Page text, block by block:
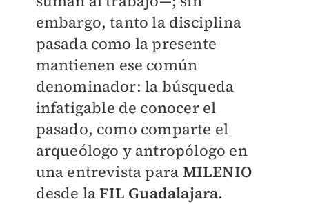
embargo, tanto la disciplina
pasada como la presente
mantienen ese común
denominador: la búsqueda
infatigable de conocer el
pasado, como comparte el
arqueólogo y antropólogo en
una entrevista para MILENIO
desde laFIL Guadalajara.